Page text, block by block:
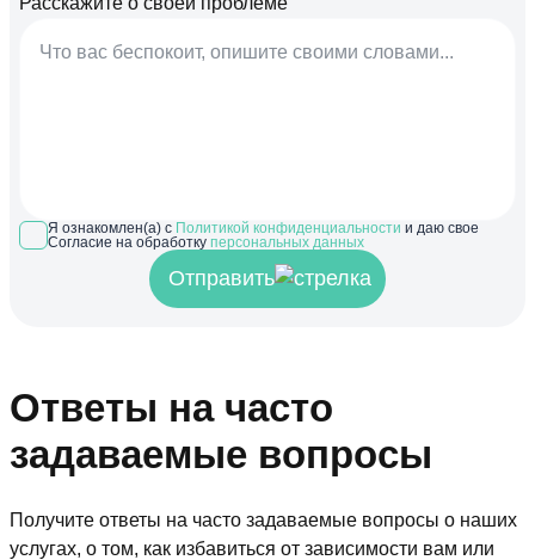
Я ознакомлен(а) с Политикой конфиденциальности и даю свое
Согласие на обработку персональных данных
Отправить
Ответы на часто
задаваемые вопросы
Получите ответы на часто задаваемые вопросы о наших
услугах, о том, как избавиться от зависимости вам или